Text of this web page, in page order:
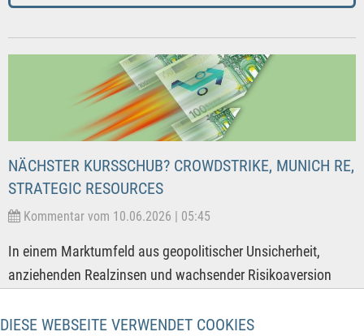
DIESE WEBSEITE VERWENDET COOKIES
NÄCHSTER KURSSCHUB? CROWDSTRIKE, MUNICH RE,
STRATEGIC RESOURCES
Kommentar vom 10.06.2026 | 05:45
In einem Marktumfeld aus geopolitischer Unsicherheit,
anziehenden Realzinsen und wachsender Risikoaversion
Kapitalstärke und strategischer Relevanz in den Fokus der